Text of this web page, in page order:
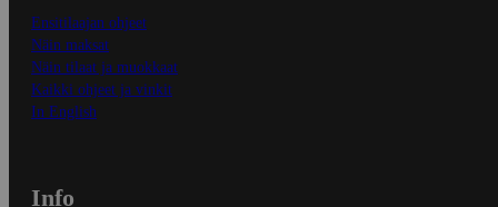
Ensitilaajan ohjeet
Näin maksat
Näin tilaat ja muokkaat
Kaikki ohjeet ja vinkit
In English
Info